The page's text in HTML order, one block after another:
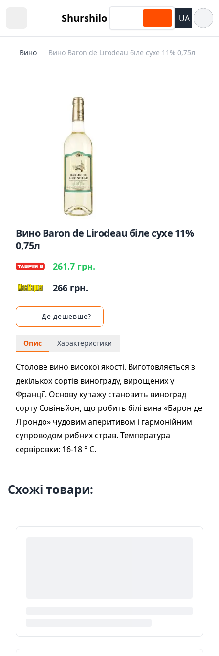
Shurshilo UA
Вино Вино Baron de Lirodeau біле сухе 11% 0,75л
Вино Baron de Lirodeau біле сухе 11%
0,75л
261.7 грн.
266 грн.
Де дешевше?
Опис Характеристики
Столове вино високої якості. Виготовляється з
декількох сортів винограду, вирощених у
Франції. Основу купажу становить виноград
сорту Совіньйон, що робить білі вина «Барон де
Лірондо» чудовим аперитивом і гармонійним
супроводом рибних страв. Температура
сервіровки: 16-18 ° С.
Схожі товари: